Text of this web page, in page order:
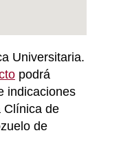
Universitaria.
podrá
indicaciones
Clínica de
de